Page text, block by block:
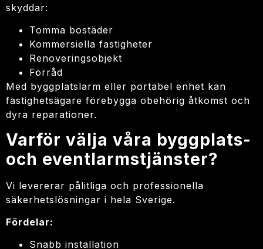
skyddar:
Tomma bostäder
Kommersiella fastigheter
Renoveringsobjekt
Förråd
Med byggplatslarm eller portabel enhet kan
fastighetsägare förebygga obehörig åtkomst och
dyra reparationer.
Varför välja våra byggplats-
och eventlarmstjänster?
Vi levererar pålitliga och professionella
säkerhetslösningar i hela Sverige.
Fördelar:
Snabb installation